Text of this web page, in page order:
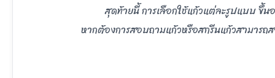
สุดท้ายนี้ การเลือกใช้แก้วแต่ละรูปแบบ ขึ้
หากต้องการสอบถามแก้วหรือสกรีนแก้วสามารถ